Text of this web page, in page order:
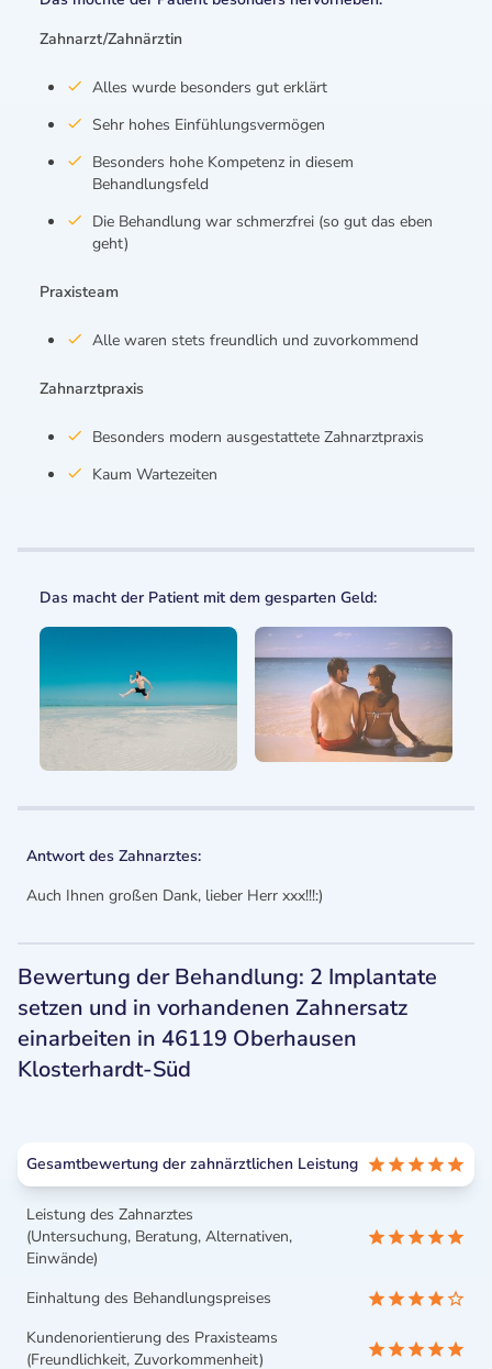
Zahnarzt/Zahnärztin
Alles wurde besonders gut erklärt
Sehr hohes Einfühlungsvermögen
Besonders hohe Kompetenz in diesem
Behandlungsfeld
Die Behandlung war schmerzfrei (so gut das eben
geht)
Praxisteam
Alle waren stets freundlich und zuvorkommend
Zahnarztpraxis
Besonders modern ausgestattete Zahnarztpraxis
Kaum Wartezeiten
Das macht der Patient mit dem gesparten Geld:
Antwort des Zahnarztes:
Auch Ihnen großen Dank, lieber Herr xxx!!!:)
Bewertung der Behandlung: 2 Implantate
setzen und in vorhandenen Zahnersatz
einarbeiten in 46119 Oberhausen
Klosterhardt-Süd
Gesamtbewertung der zahnärztlichen Leistung
Leistung des Zahnarztes
(Untersuchung, Beratung, Alternativen,
Einwände)
Einhaltung des Behandlungspreises
Kundenorientierung des Praxisteams
(Freundlichkeit, Zuvorkommenheit)